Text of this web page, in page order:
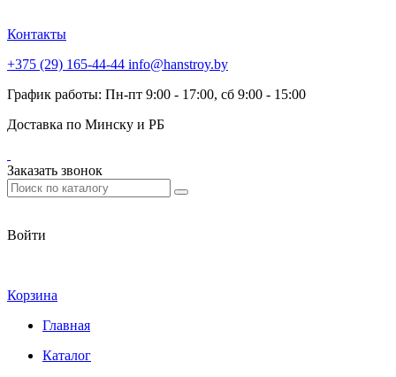
Контакты
+375 (29) 165-44-44 info@hanstroy.by
График работы: Пн-пт 9:00 - 17:00, сб 9:00 - 15:00
Доставка по Минску и РБ
Заказать звонок
Войти
Корзина
Главная
Каталог